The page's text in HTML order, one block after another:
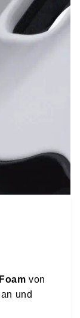
von
und